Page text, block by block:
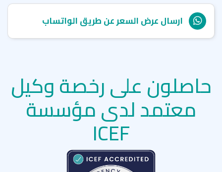
ارسال عرض السعر عن طريق الواتساب
حاصلون على رخصة وكيل
معتمد لدى مؤسسة
ICEF